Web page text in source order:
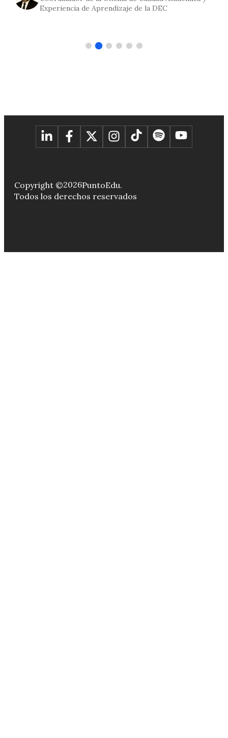
Experiencia de Aprendizaje de la DEC
Copyright ©2026PuntoEdu.
Todos los derechos reservados